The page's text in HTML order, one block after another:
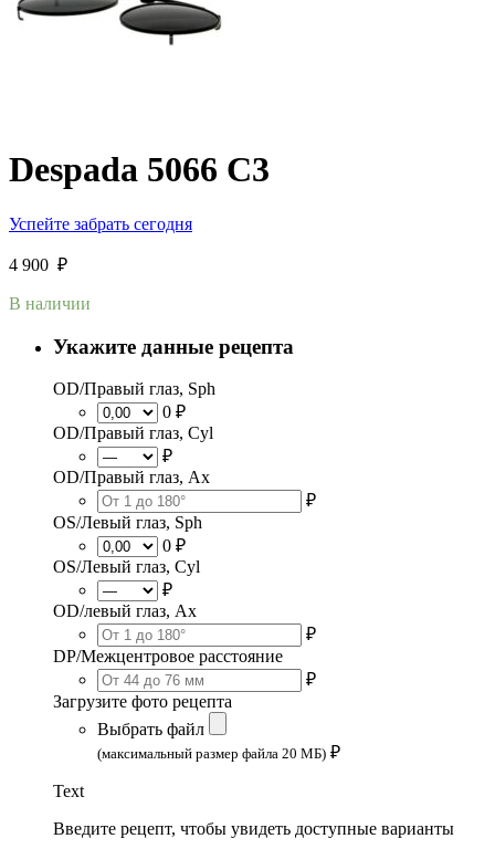
Despada 5066 C3
Успейте забрать сегодня
4 900 ₽
В наличии
Укажите данные рецепта
OD/Правый глаз, Sph
0 ₽
OD/Правый глаз, Cyl
₽
OD/Правый глаз, Ax
₽
OS/Левый глаз, Sph
0 ₽
OS/Левый глаз, Cyl
₽
OD/левый глаз, Ax
₽
DP/Межцентровое расстояние
₽
Загрузите фото рецепта
Выбрать файл
(максимальный размер файла 20 МБ) ₽
Text
Введите рецепт, чтобы увидеть доступные варианты